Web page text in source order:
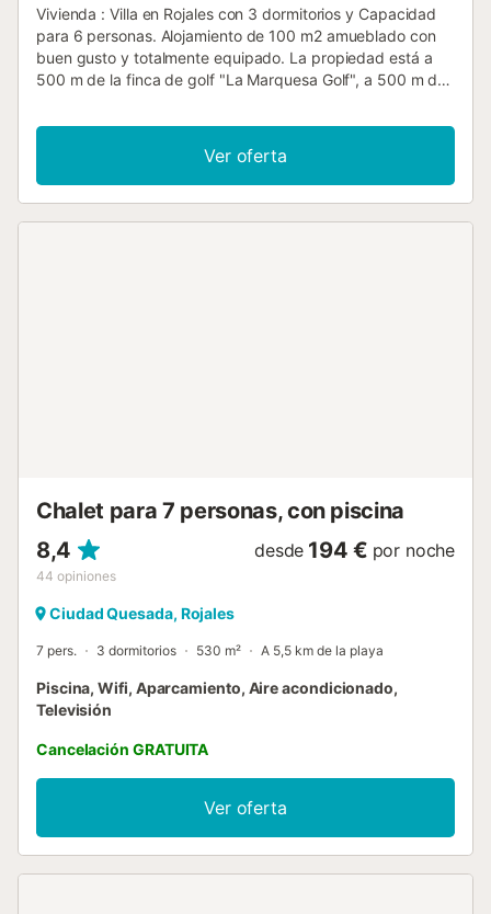
Vivienda : Villa en Rojales con 3 dormitorios y Capacidad
para 6 personas. Alojamiento de 100 m2 amueblado con
buen gusto y totalmente equipado. La propiedad está a
500 m de la finca de golf "La Marquesa Golf", a 500 m de
a 500 m del restaurante, a 7 km de la playa de arena
"Campoamor", a 30 km del aeropuerto "Alicante", a 55 km
del aeropuerto "Murcia" y se encuentra en una zona ideal
para familias y cerca del mar. Dispone de jardín, muebles
A menos que se indique lo contrario, los servicios como
limpieza, ropa de cama, toallas, etc. no están incluido...
Ver oferta
Chalet para 7 personas, con piscina
8,4
44 opiniones
desde 194 € por noche
Ciudad Quesada, Rojales
7 pers. 3 dormitorios 530 m² A 5,5 km de la playa
Piscina, Wifi, Aparcamiento, Aire acondicionado,
Televisión
Cancelación GRATUITA
Ver oferta